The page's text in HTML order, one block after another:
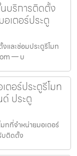
นบริการติดตั้ง
อเตอร์ประตู
และซ่อมประตูรีโมท
— บ
ตอร์ประตูรีโมท
ประตู
ทที่จำหน่ายมอเตอร์
บติดตั้ง